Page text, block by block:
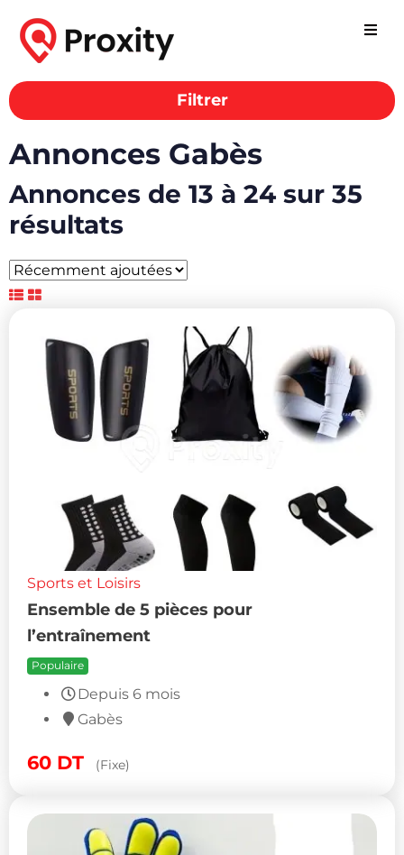
Filtrer
Annonces Gabès
Annonces de 13 à 24 sur 35
résultats
Sports et Loisirs
Ensemble de 5 pièces pour
l’entraînement
Populaire
Depuis 6 mois
Gabès
60 DT (Fixe)